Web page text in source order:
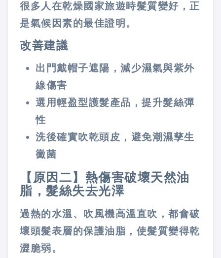
很多人在乾燥國家旅遊時髮質變好，正
是氣候因素的最佳證明。
改善建議
出門戴帽子遮陽，減少濕氣與紫外
線傷害
選用輕盈型護髮產品，提升髮絲彈
性
洗後確實吹乾頭皮，避免潮濕孳生
黴菌
【原因二】熱傷害破壞天然油
脂，髮絲失去光澤
過熱的水溫、吹風機高溫直吹，都會破
壞頭髮表層的保護油脂，使髮質變得乾
澀脆弱。